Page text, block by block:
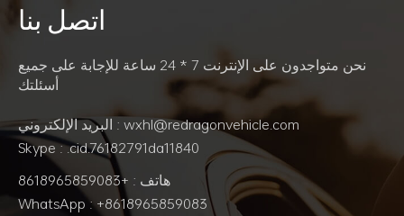
اتصل بنا
نحن متواجدون على الإنترنت 7 * 24 ساعة للإجابة على جميع
أسئلتك
البريد الإلكتروني : wxhl@redragonvehicle.com
Skype : .cid.76182791da11840
هاتف : +8618965859083
WhatsApp : +8618965859083